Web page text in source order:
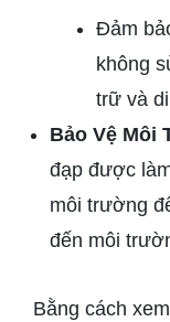
Đảm
không
trữ và
Bảo Vệ Môi
đạp được
môi trường
đến môi
Bằng cách